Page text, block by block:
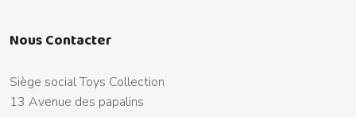
Nous Contacter
Siège social Toys Collection
13 Avenue des papalins